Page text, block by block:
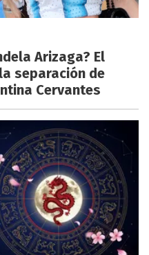
Arizaga? El
separación de
Cervantes